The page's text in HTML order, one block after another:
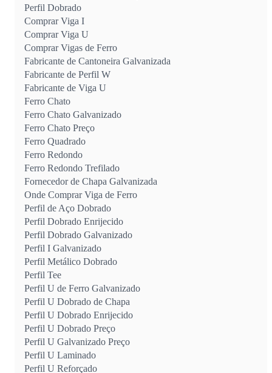
Perfil Dobrado
Comprar Viga I
Comprar Viga U
Comprar Vigas de Ferro
Fabricante de Cantoneira Galvanizada
Fabricante de Perfil W
Fabricante de Viga U
Ferro Chato
Ferro Chato Galvanizado
Ferro Chato Preço
Ferro Quadrado
Ferro Redondo
Ferro Redondo Trefilado
Fornecedor de Chapa Galvanizada
Onde Comprar Viga de Ferro
Perfil de Aço Dobrado
Perfil Dobrado Enrijecido
Perfil Dobrado Galvanizado
Perfil I Galvanizado
Perfil Metálico Dobrado
Perfil Tee
Perfil U de Ferro Galvanizado
Perfil U Dobrado de Chapa
Perfil U Dobrado Enrijecido
Perfil U Dobrado Preço
Perfil U Galvanizado Preço
Perfil U Laminado
Perfil U Reforçado